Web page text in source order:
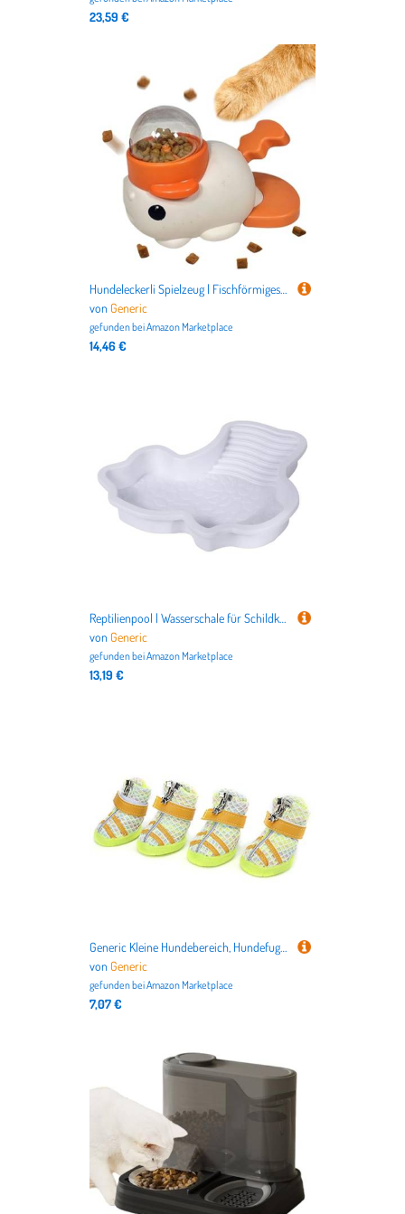
23,59 €
Hundeleckerli Spielzeug | Fischförmiges Hundefutterspielzeug - Spaßige kognitive Spiele gegen Langeweile zur Spielbereicherung, Fütterung, mentalen Stimulation, für drinnen und
von Generic
gefunden beiAmazon Marketplace
14,46 €
Reptilienpool | Wasserschale für Schildkröten und Reptilienbad | Lebensraumzubehör mit Terrasse zum Sonnenbaden, Aquariumdekoration und Nahrungszubehör
von Generic
gefunden beiAmazon Marketplace
13,19 €
Generic Kleine Hundebereich, Hundefuge Hundestiefel für Kleine Hunde Im Freien, Atmungsaktives Nonslip Hundestiefel 4pcs Hundeschuhe für Mittlere Große Hunde Zum Gehen Beim Wandern (4 Größe)
von Generic
gefunden beiAmazon Marketplace
7,07 €